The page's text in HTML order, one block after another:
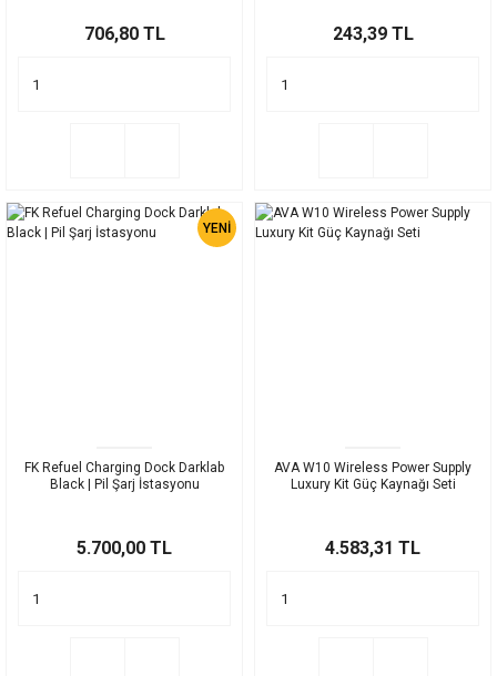
706,80 TL 243,39 TL
YENİ
FK Refuel Charging Dock Darklab
Black | Pil Şarj İstasyonu
5.700,00 TL
AVA W10 Wireless Power Supply
Luxury Kit Güç Kaynağı Seti
4.583,31 TL